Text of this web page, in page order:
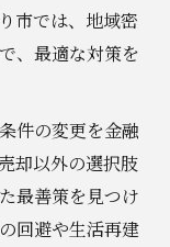
市では、地域密
、最適な対策を
件の変更を金融
却以外の選択肢
最善策を見つけ
回避や生活再建